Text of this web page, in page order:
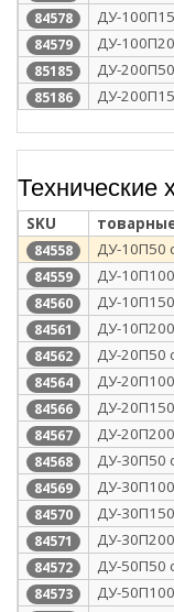
84578 ДУ-
84579 ДУ-
85185 ДУ-
85186 ДУ-
Технические
SKU
84558 ДУ-10П50
84559 ДУ-
84560 ДУ-
84561 ДУ-
84562 ДУ-20П50
84564 ДУ-
84566 ДУ-
84567 ДУ-
84568 ДУ-30П50
84569 ДУ-
84570 ДУ-
84571 ДУ-
84572 ДУ-50П50
84573 ДУ-